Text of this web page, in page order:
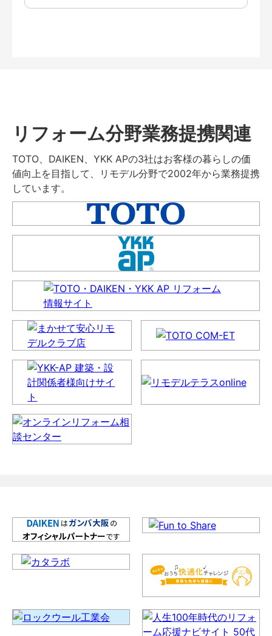
リフォーム分野業務提携関連
TOTO、DAIKEN、YKK APの3社はお客様の暮らしの価
値向上を目指して、リモデル分野で2002年から業務提携
しています。